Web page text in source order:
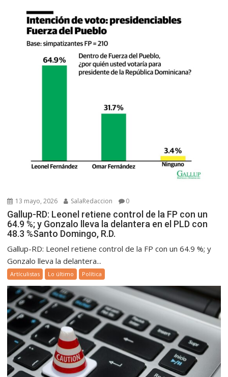
13 mayo, 2026 SalaRedaccion 0
Gallup-RD: Leonel retiene control de la FP con un
64.9 %; y Gonzalo lleva la delantera en el PLD con
48.3 %Santo Domingo, R.D.
Gallup-RD: Leonel retiene control de la FP con un 64.9 %; y
Gonzalo lleva la delantera...
Artículistas Lo último Política